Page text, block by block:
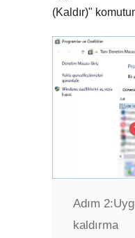
(Kaldır)"
Adım 2:
kaldırma